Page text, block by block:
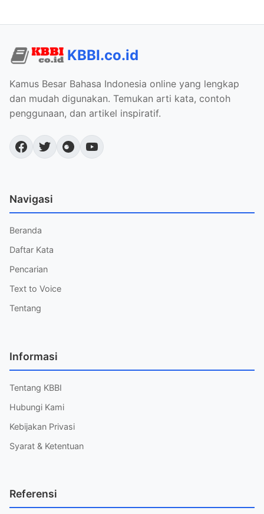
KBBI.co.id
Kamus Besar Bahasa Indonesia online yang lengkap
dan mudah digunakan. Temukan arti kata, contoh
penggunaan, dan artikel inspiratif.
Navigasi
Beranda
Daftar Kata
Pencarian
Text to Voice
Tentang
Informasi
Tentang KBBI
Hubungi Kami
Kebijakan Privasi
Syarat & Ketentuan
Referensi